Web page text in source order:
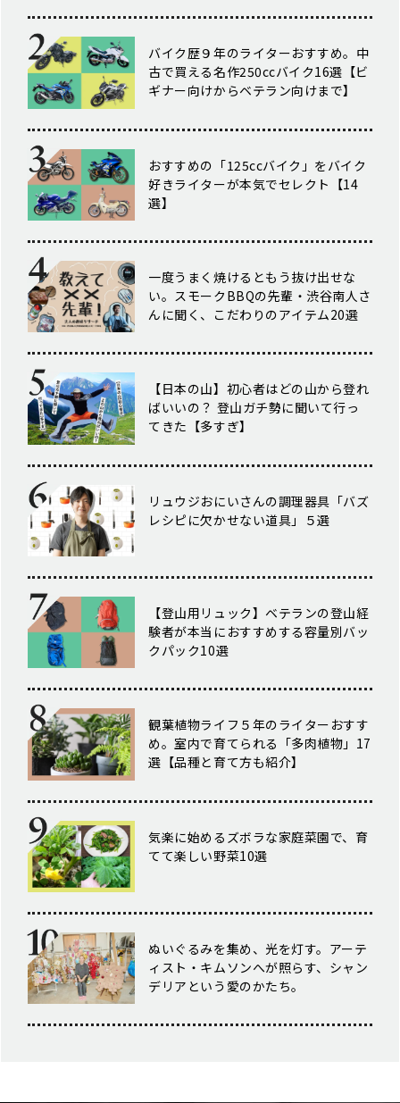
バイク歴９年のライターおすすめ。中
古で買える名作250ccバイク16選【ビ
ギナー向けからベテラン向けまで】
おすすめの「125ccバイク」をバイク
好きライターが本気でセレクト【14
選】
一度うまく焼けるともう抜け出せな
い。スモークBBQの先輩・渋谷南人さ
んに聞く、こだわりのアイテム20選
【日本の山】初心者はどの山から登れ
ばいいの？ 登山ガチ勢に聞いて行っ
てきた【多すぎ】
リュウジおにいさんの調理器具「バズ
レシピに欠かせない道具」５選
【登山用リュック】ベテランの登山経
験者が本当におすすめする容量別バッ
クパック10選
観葉植物ライフ５年のライターおすす
め。室内で育てられる「多肉植物」17
選【品種と育て方も紹介】
気楽に始めるズボラな家庭菜園で、育
てて楽しい野菜10選
ぬいぐるみを集め、光を灯す。アーテ
ィスト・キムソンへが照らす、シャン
デリアという愛のかたち。